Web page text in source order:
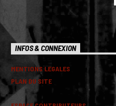
INFOS & CONNEXION
MENTIONS LEGALES
PLAN DU SITE